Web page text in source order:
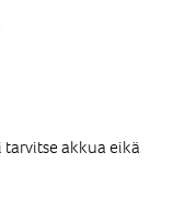
akkua eikä